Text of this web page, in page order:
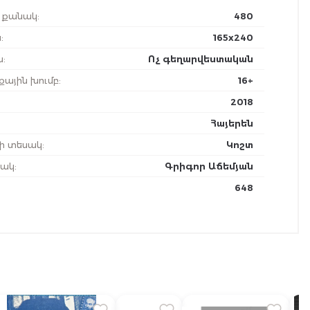
քանակ:
480
:
165x240
:
Ոչ գեղարվեստական
խումբ:
16+
2018
Հայերեն
տեսակ:
Կոշտ
:
Գրիգոր Աճեմյան
648